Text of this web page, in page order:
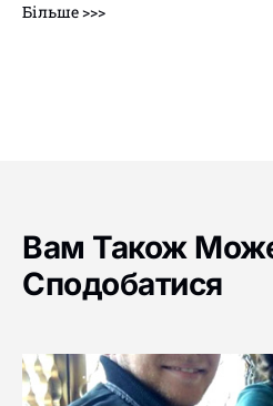
Більше >>>
Вам Також
Сподобатися